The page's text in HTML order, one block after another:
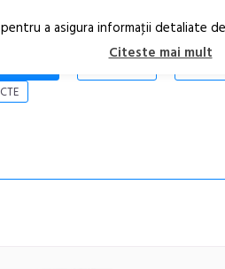
a asigura informaţii detaliate
Citeste mai mult